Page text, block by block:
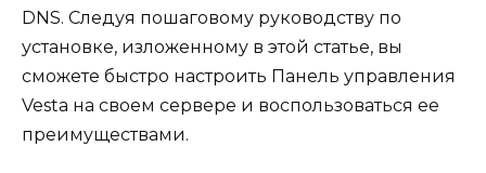
DNS. Следуя пошаговому руководству по
установке, изложенному в этой статье, вы
сможете быстро настроить Панель управления
Vesta на своем сервере и воспользоваться ее
преимуществами.